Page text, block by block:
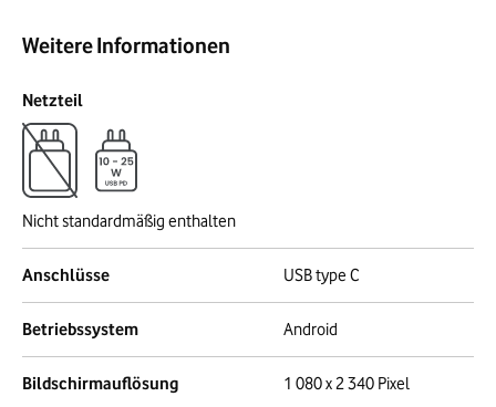
Weitere Informationen
Netzteil
Nicht standardmäßig enthalten
Anschlüsse USB type C
Betriebssystem Android
Bildschirmauflösung 1 080 x 2 340 Pixel